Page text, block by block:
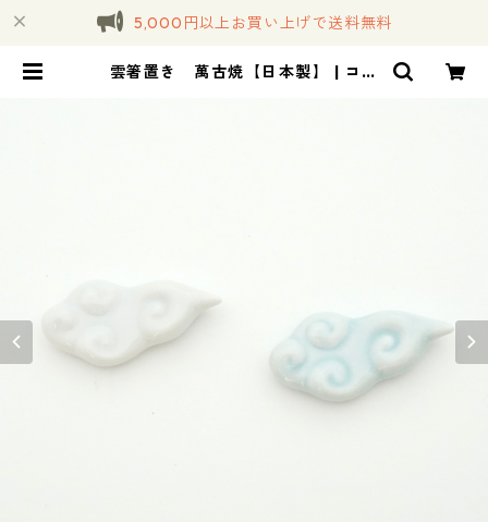
5,000円以上お買い上げで送料無料
雲箸置き 萬古焼【日本製】 | コト